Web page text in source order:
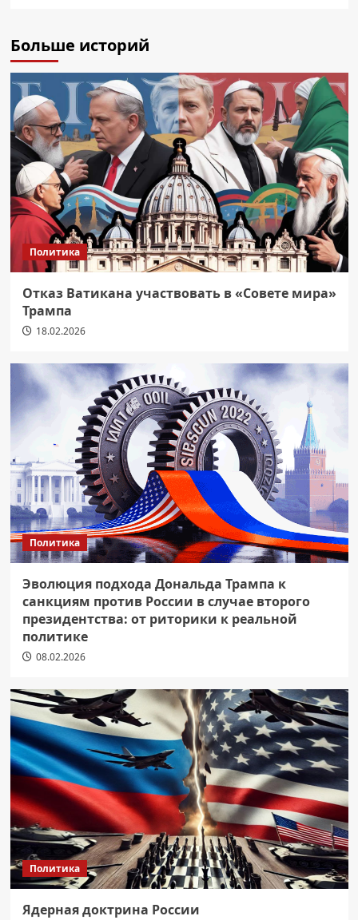
Больше историй
Политика
Отказ Ватикана участвовать в «Совете мира»
Трампа
18.02.2026
Политика
Эволюция подхода Дональда Трампа к
санкциям против России в случае второго
президентства: от риторики к реальной
политике
08.02.2026
Политика
Ядерная доктрина России